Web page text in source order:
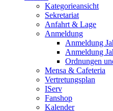
Kategorieansicht
Sekretariat
Anfahrt & Lage
Anmeldung
Anmeldung
Anmeldung
Ordnungen
Mensa & Cafeteria
Vertretungsplan
IServ
Fanshop
Kalender